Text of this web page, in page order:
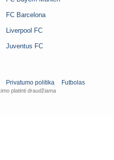
FC Barcelona
Liverpool FC
Juventus FC
Privatumo politika Futbolas
platinti draudžiama